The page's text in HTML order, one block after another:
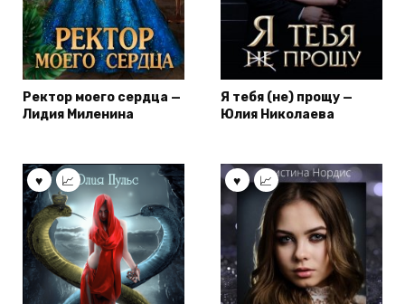
Ректор моего сердца —
Лидия Миленина
Я тебя (не) прощу —
Юлия Николаева